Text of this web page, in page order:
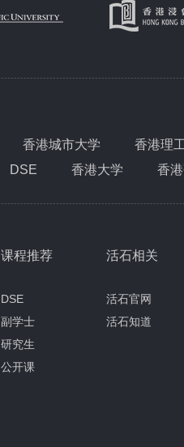
香港城市大学 香港理
DSE 香港大学 香
课程推荐
DSE
副学士
研究生
公开课
活石相关
活石官网
活石知道